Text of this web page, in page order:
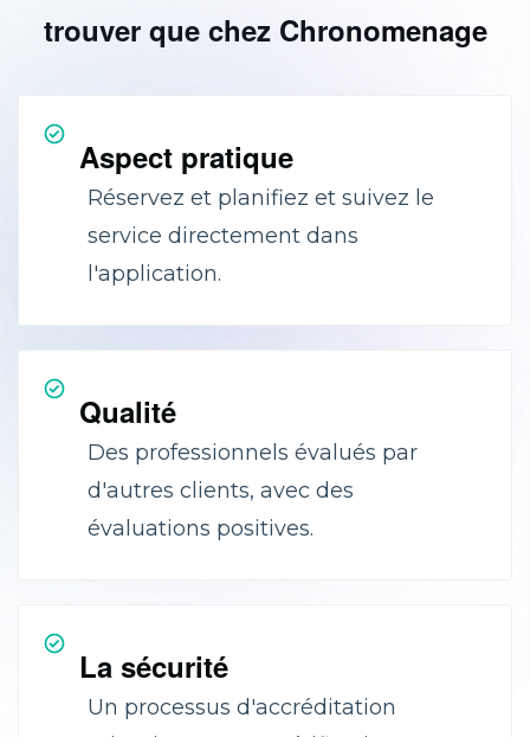
trouver que chez Chronomenage
Aspect pratique
Réservez et planifiez et suivez le
service directement dans
l'application.
Qualité
Des professionnels évalués par
d'autres clients, avec des
évaluations positives.
La sécurité
Un processus d'accréditation